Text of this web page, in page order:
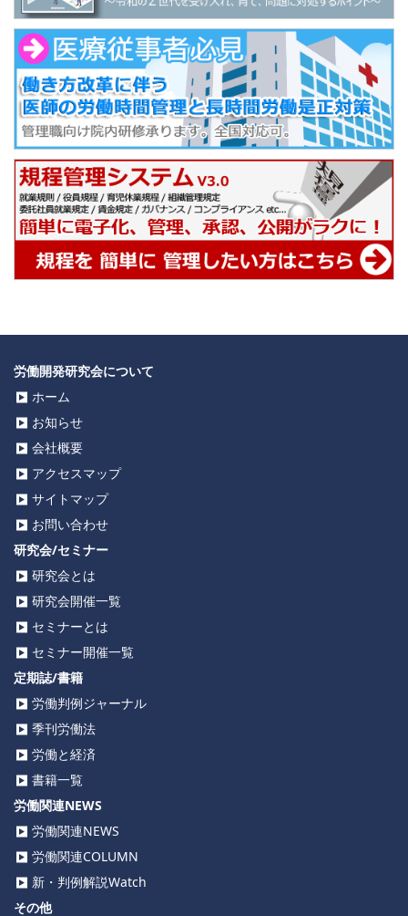
労働開発研究会について
ホーム
お知らせ
会社概要
アクセスマップ
サイトマップ
お問い合わせ
研究会/セミナー
研究会とは
研究会開催一覧
セミナーとは
セミナー開催一覧
定期誌/書籍
労働判例ジャーナル
季刊労働法
労働と経済
書籍一覧
労働関連NEWS
労働関連NEWS
労働関連COLUMN
新・判例解説Watch
その他